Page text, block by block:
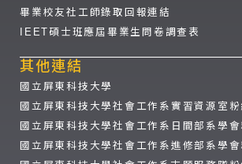
畢業校友社工師錄取回報連結
IEET碩士班應屆畢業生問卷調查表
其他連結
國立屏東科技大學
國立屏東科技大學社會工作系實習資源室粉
國立屏東科技大學社會工作系日間部系學會
國立屏東科技大學社會工作系進修部系學會